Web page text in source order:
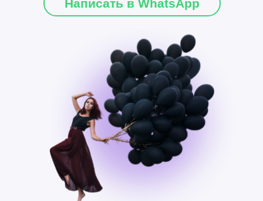
Написать в WhatsApp